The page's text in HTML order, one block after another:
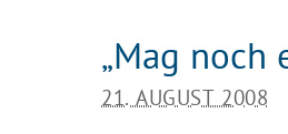
„Mag noch
21. AUGUST 2008